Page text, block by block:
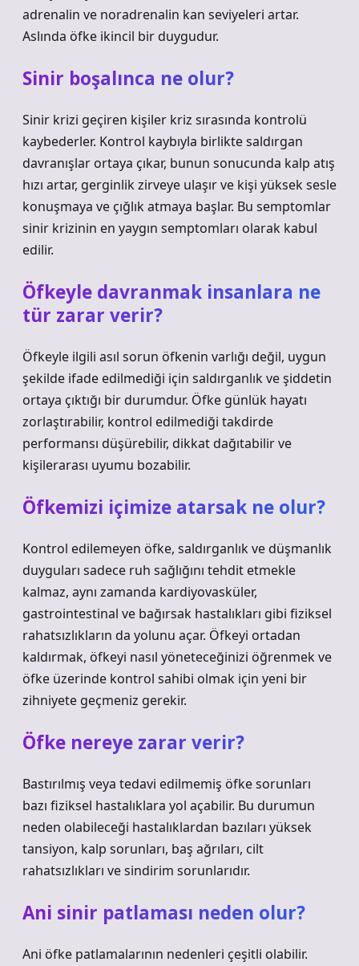
adrenalin ve noradrenalin kan seviyeleri artar.
Aslında öfke ikincil bir duygudur.
Sinir boşalınca ne olur?
Sinir krizi geçiren kişiler kriz sırasında kontrolü
kaybederler. Kontrol kaybıyla birlikte saldırgan
davranışlar ortaya çıkar, bunun sonucunda kalp atış
hızı artar, gerginlik zirveye ulaşır ve kişi yüksek sesle
konuşmaya ve çığlık atmaya başlar. Bu semptomlar
sinir krizinin en yaygın semptomları olarak kabul
edilir.
Öfkeyle davranmak insanlara ne
tür zarar verir?
Öfkeyle ilgili asıl sorun öfkenin varlığı değil, uygun
şekilde ifade edilmediği için saldırganlık ve şiddetin
ortaya çıktığı bir durumdur. Öfke günlük hayatı
zorlaştırabilir, kontrol edilmediği takdirde
performansı düşürebilir, dikkat dağıtabilir ve
kişilerarası uyumu bozabilir.
Öfkemizi içimize atarsak ne olur?
Kontrol edilemeyen öfke, saldırganlık ve düşmanlık
duyguları sadece ruh sağlığını tehdit etmekle
kalmaz, aynı zamanda kardiyovasküler,
gastrointestinal ve bağırsak hastalıkları gibi fiziksel
rahatsızlıkların da yolunu açar. Öfkeyi ortadan
kaldırmak, öfkeyi nasıl yöneteceğinizi öğrenmek ve
öfke üzerinde kontrol sahibi olmak için yeni bir
zihniyete geçmeniz gerekir.
Öfke nereye zarar verir?
Bastırılmış veya tedavi edilmemiş öfke sorunları
bazı fiziksel hastalıklara yol açabilir. Bu durumun
neden olabileceği hastalıklardan bazıları yüksek
tansiyon, kalp sorunları, baş ağrıları, cilt
rahatsızlıkları ve sindirim sorunlarıdır.
Ani sinir patlaması neden olur?
Ani öfke patlamalarının nedenleri çeşitli olabilir.